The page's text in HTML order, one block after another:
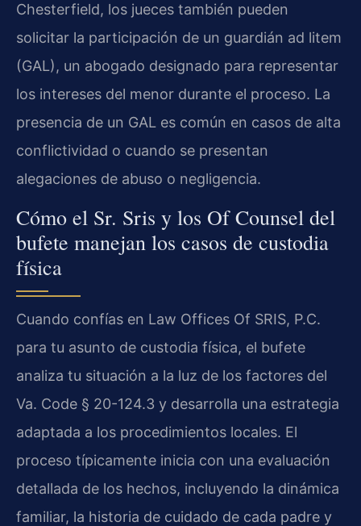
Chesterfield, los jueces también pueden
solicitar la participación de un guardián ad litem
(GAL), un abogado designado para representar
los intereses del menor durante el proceso. La
presencia de un GAL es común en casos de alta
conflictividad o cuando se presentan
alegaciones de abuso o negligencia.
Cómo el Sr. Sris y los Of Counsel del
bufete manejan los casos de custodia
física
Cuando confías en Law Offices Of SRIS, P.C.
para tu asunto de custodia física, el bufete
analiza tu situación a la luz de los factores del
Va. Code § 20-124.3 y desarrolla una estrategia
adaptada a los procedimientos locales. El
proceso típicamente inicia con una evaluación
detallada de los hechos, incluyendo la dinámica
familiar, la historia de cuidado de cada padre y